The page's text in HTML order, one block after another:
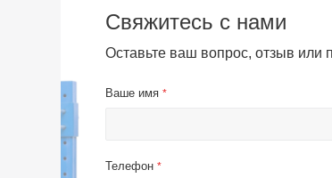
Свяжитесь с нами
Оставьте ваш вопрос, отзыв
Ваше имя *
Телефон *